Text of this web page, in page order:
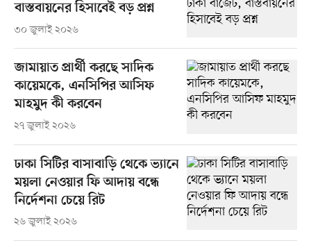
বাস্তবায়নের হিসাবেই বড় প্রশ্ন
৩০ জুলাই ২০২৬
জামায়াত প্রার্থী করছে সাদিক
কায়েমকে, এনসিপির আসিফ
মাহমুদ কী করবেন
২৭ জুলাই ২০২৬
ঢাকা সিটির বাসাবাড়ি থেকে ভ্যানে
ময়লা নেওয়ার ফি আদায় বন্ধে
নির্দেশনা চেয়ে রিট
২৬ জুলাই ২০২৬